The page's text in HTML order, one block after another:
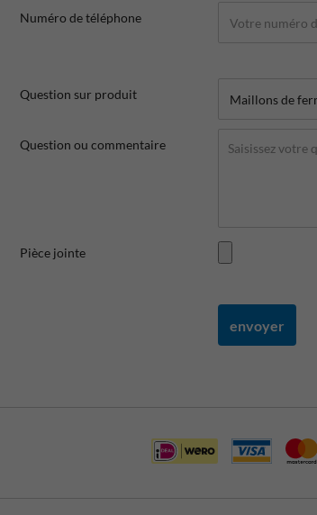
Numéro de téléphone
Question sur produit
Question ou commentaire
Pièce jointe
envoyer